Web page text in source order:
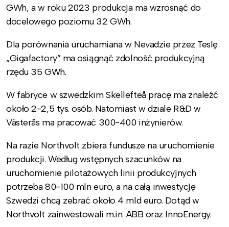
GWh, a w roku 2023 produkcja ma wzrosnąć do
docelowego poziomu 32 GWh.
Dla porównania uruchamiana w Nevadzie przez Teslę
„Gigafactory” ma osiągnąć zdolność produkcyjną
rzędu 35 GWh.
W fabryce w szwedzkim Skellefteå pracę ma znaleźć
około 2-2,5 tys. osób. Natomiast w dziale R&D w
Västerås ma pracować 300-400 inżynierów.
Na razie Northvolt zbiera fundusze na uruchomienie
produkcji. Według wstępnych szacunków na
uruchomienie pilotażowych linii produkcyjnych
potrzeba 80-100 mln euro, a na całą inwestycję
Szwedzi chcą zebrać około 4 mld euro. Dotąd w
Northvolt zainwestowali m.in. ABB oraz InnoEnergy.